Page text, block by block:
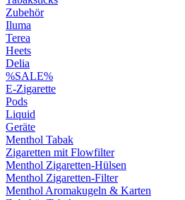
Zubehör
Iluma
Terea
Heets
Delia
%SALE%
E-Zigarette
Pods
Liquid
Geräte
Menthol Tabak
Zigaretten mit Flowfilter
Menthol Zigaretten-Hülsen
Menthol Zigaretten-Filter
Menthol Aromakugeln & Karten